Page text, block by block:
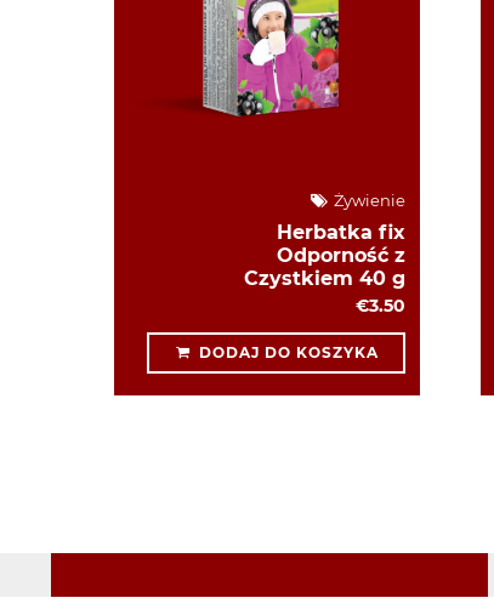
Żywienie
Herbatka fix
Odporność z
Czystkiem 40 g
€3.50
DODAJ DO KOSZYKA